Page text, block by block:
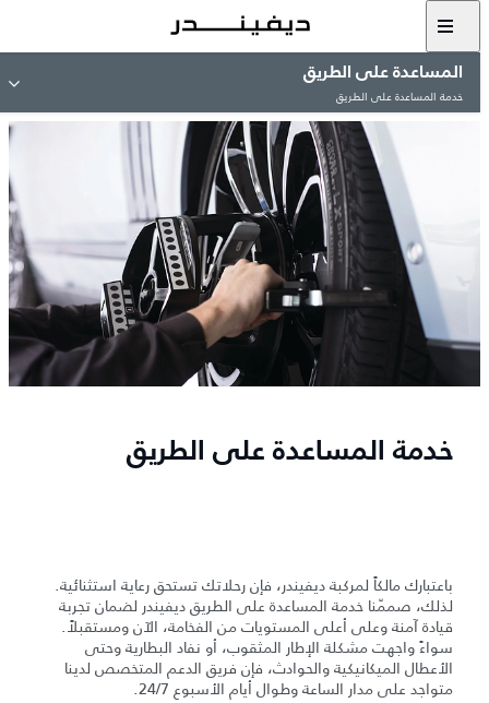
المساعدة على الطريق
خدمة المساعدة على الطريق
خدمة المساعدة على الطريق
باعتبارك مالكاً لمركبة ديفيندر، فإن رحلاتك تستحق رعاية استثنائية.
لذلك، صممّنا خدمة المساعدة على الطريق ديفيندر لضمان تجربة
قيادة آمنة وعلى أعلى المستويات من الفخامة، الآن ومستقبلاً.
سواءً واجهت مشكلة الإطار المثقوب، أو نفاد البطارية وحتى
الأعطال الميكانيكية والحوادث، فإن فريق الدعم المتخصص لدينا
متواجد على مدار الساعة وطوال أيام الأسبوع 24/7.